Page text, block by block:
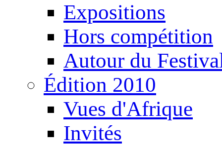
Expositions
Hors compétition
Autour du
Édition 2010
Vues d'Afrique
Invités